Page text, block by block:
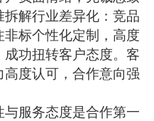
解行业差异化：竞品
标个性化定制，高度
功扭转客户态度。客
度认可，合作意向强
服务态度是合作第一